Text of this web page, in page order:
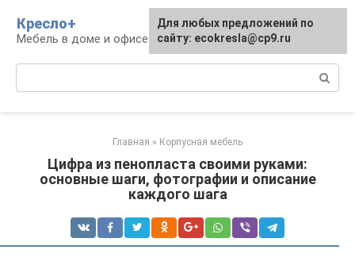
контенту
Кресло+
Мебель в доме и офисе
Главная » Корпусная мебель
Цифра из пенопласта своими руками:
основные шаги, фотографии и описание
каждого шага
Для любых предложений по
сайту: ecokresla@cp9.ru